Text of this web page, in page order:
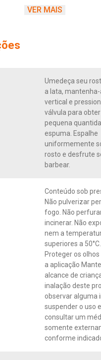
perfumada. Forma
VER MAIS
Umedeça seu
a lata, mantenha-
vertical e
válvula para
pequena
espuma. Espalhe
uniformemente
rosto e desfrute
barbear.
Conteúdo sob
Não pulverizar
fogo. Não
incinerar. Não
nem a
superiores a 50°C.
Proteger os
a aplicação
alcance de
inalação deste
observar alguma
suspender o uso e
consultar um
somente
conforme